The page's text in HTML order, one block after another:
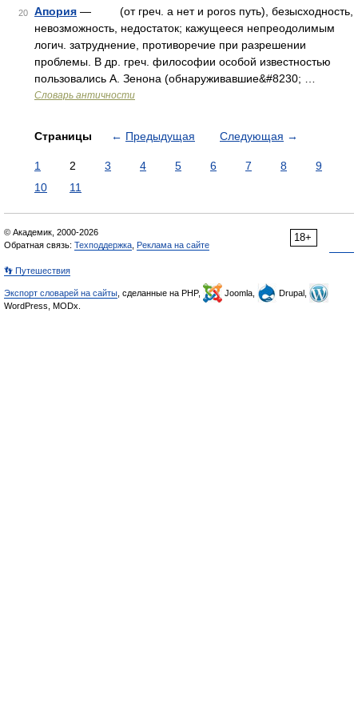
20 Апория — (от греч. а нет и poros путь), безысходность,
невозможность, недостаток; кажущееся непреодолимым
логич. затруднение, противоречие при разрешении
проблемы. В др. греч. философии особой известностью
пользовались А. Зенона (обнаруживавшие&#8230; …
Словарь античности
Страницы ← Предыдущая Следующая →
1 2 3 4 5 6 7 8
9
10
11
18+
© Академик, 2000-2026
Обратная связь: Техподдержка Реклама на сайте
👣 Путешествия
Экспорт словарей на сайты , сделанные на PHP, Joomla,
Drupal,
WordPress, MODx.